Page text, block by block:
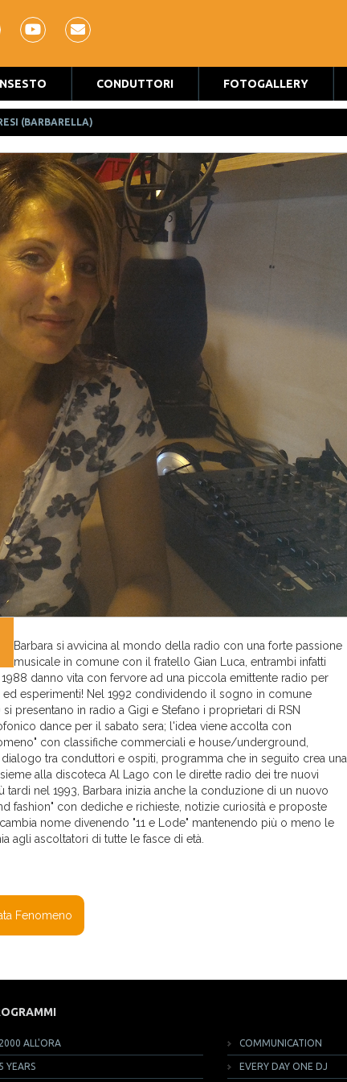
CONDUTTORI FOTOGALLERY
(BARBARELLA)
Barbara si avvicina al mondo della radio con una forte passione
musicale in comune con il fratello Gian Luca, entrambi infatti
danno vita con fervore ad una piccola emittente radio per
esperimenti! Nel 1992 condividendo il sogno in comune
presentano in radio a Gigi e Stefano i proprietari di RSN
dance per il sabato sera; l'idea viene accolta con
con classifiche commerciali e house/underground,
tra conduttori e ospiti, programma che in seguito crea una
alla discoteca Al Lago con le dirette radio dei tre nuovi
nel 1993, Barbara inizia anche la conduzione di un nuovo
fashion" con dediche e richieste, notizie curiosità e proposte
nome divenendo "11 e Lode" mantenendo più o meno le
agli ascoltatori di tutte le fasce di età.
Fenomeno
2000 ALL'ORA
5 YEARS
COMMUNICATION
EVERY DAY ONE DJ